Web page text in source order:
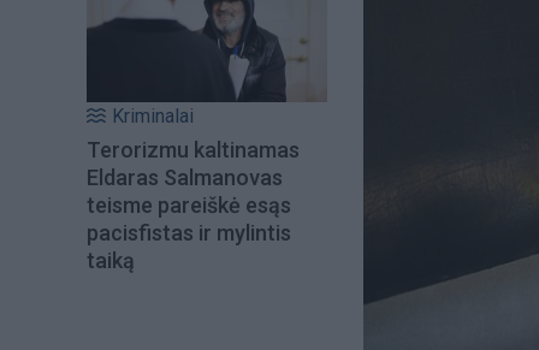
Kriminalai
Terorizmu kaltinamas
Eldaras Salmanovas
teisme pareiškė esąs
pacisfistas ir mylintis
taiką